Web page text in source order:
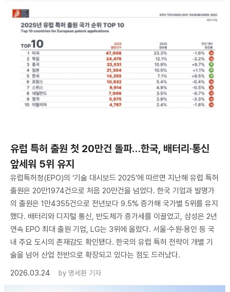
유럽 특허 출원 첫 20만건 돌파…한국, 배터리·통신
앞세워 5위 유지
유럽특허청(EPO)의 ‘기술 대시보드 2025’에 따르면 지난해 유럽 특허
출원은 20만1974건으로 처음 20만건을 넘었다. 한국 기업과 발명가
의 출원은 1만4355건으로 전년보다 9.5% 증가해 국가별 5위를 유지
했다. 배터리와 디지털 통신, 반도체가 증가세를 이끌었고, 삼성은 2년
연속 EPO 최대 출원 기업, LG는 3위에 올랐다. 서울·수원·용인 등 국
내 주요 도시의 존재감도 확인됐다. 한국의 유럽 특허 전략이 개별 기
술을 넘어 산업 전반으로 확장되고 있다는 점도 드러났다.
2026.03.24
by 명세환 기자